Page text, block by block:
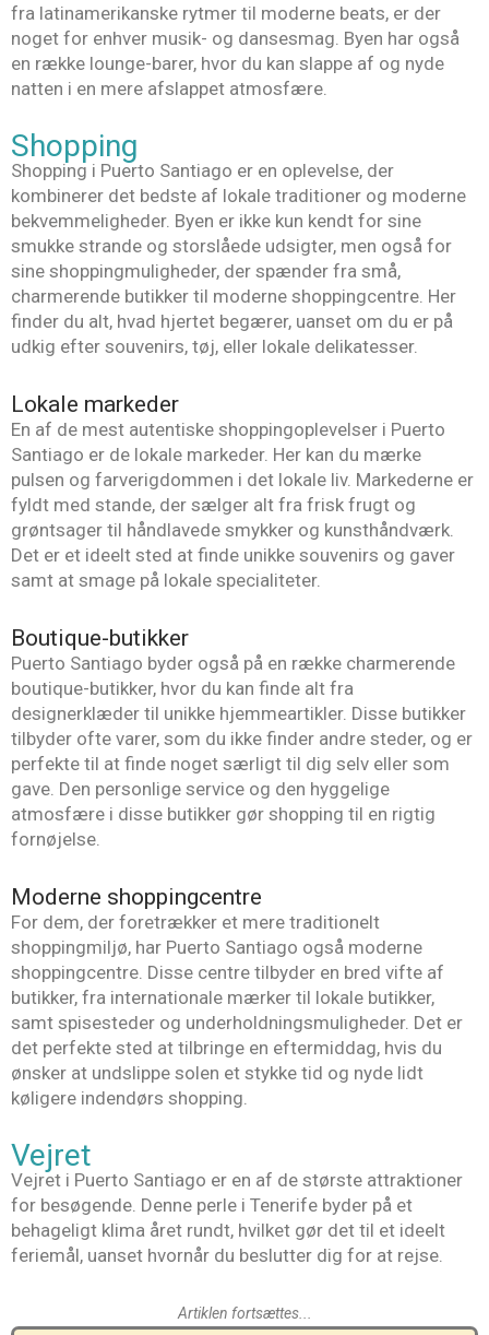
fra latinamerikanske rytmer til moderne beats, er der
noget for enhver musik- og dansesmag. Byen har også
en række lounge-barer, hvor du kan slappe af og nyde
natten i en mere afslappet atmosfære.
Shopping
Shopping i Puerto Santiago er en oplevelse, der
kombinerer det bedste af lokale traditioner og moderne
bekvemmeligheder. Byen er ikke kun kendt for sine
smukke strande og storslåede udsigter, men også for
sine shoppingmuligheder, der spænder fra små,
charmerende butikker til moderne shoppingcentre. Her
finder du alt, hvad hjertet begærer, uanset om du er på
udkig efter souvenirs, tøj, eller lokale delikatesser.
Lokale markeder
En af de mest autentiske shoppingoplevelser i Puerto
Santiago er de lokale markeder. Her kan du mærke
pulsen og farverigdommen i det lokale liv. Markederne er
fyldt med stande, der sælger alt fra frisk frugt og
grøntsager til håndlavede smykker og kunsthåndværk.
Det er et ideelt sted at finde unikke souvenirs og gaver
samt at smage på lokale specialiteter.
Boutique-butikker
Puerto Santiago byder også på en række charmerende
boutique-butikker, hvor du kan finde alt fra
designerklæder til unikke hjemmeartikler. Disse butikker
tilbyder ofte varer, som du ikke finder andre steder, og er
perfekte til at finde noget særligt til dig selv eller som
gave. Den personlige service og den hyggelige
atmosfære i disse butikker gør shopping til en rigtig
fornøjelse.
Moderne shoppingcentre
For dem, der foretrækker et mere traditionelt
shoppingmiljø, har Puerto Santiago også moderne
shoppingcentre. Disse centre tilbyder en bred vifte af
butikker, fra internationale mærker til lokale butikker,
samt spisesteder og underholdningsmuligheder. Det er
det perfekte sted at tilbringe en eftermiddag, hvis du
ønsker at undslippe solen et stykke tid og nyde lidt
køligere indendørs shopping.
Vejret
Vejret i Puerto Santiago er en af de største attraktioner
for besøgende. Denne perle i Tenerife byder på et
behageligt klima året rundt, hvilket gør det til et ideelt
feriemål, uanset hvornår du beslutter dig for at rejse.
Artiklen fortsættes...